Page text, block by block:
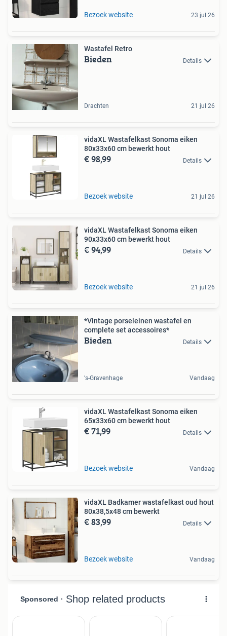
Bezoek website 23 jul 26
Wastafel Retro
Bieden Details
Drachten 21 jul 26
vidaXL Wastafelkast Sonoma eiken
80x33x60 cm bewerkt hout
€ 98,99 Details
Bezoek website 21 jul 26
vidaXL Wastafelkast Sonoma eiken
90x33x60 cm bewerkt hout
€ 94,99 Details
Bezoek website 21 jul 26
*Vintage porseleinen wastafel en
complete set accessoires*
Bieden Details
's-Gravenhage Vandaag
vidaXL Wastafelkast Sonoma eiken
65x33x60 cm bewerkt hout
€ 71,99 Details
Bezoek website Vandaag
vidaXL Badkamer wastafelkast oud hout
80x38,5x48 cm bewerkt
€ 83,99 Details
Bezoek website Vandaag